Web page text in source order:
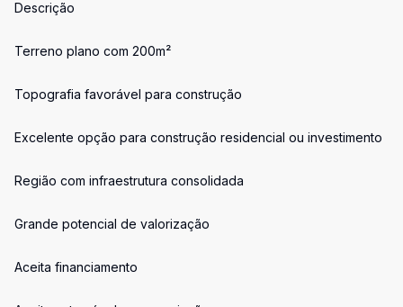
Descrição
Terreno plano com 200m²
Topografia favorável para construção
Excelente opção para construção residencial ou investimento
Região com infraestrutura consolidada
Grande potencial de valorização
Aceita financiamento